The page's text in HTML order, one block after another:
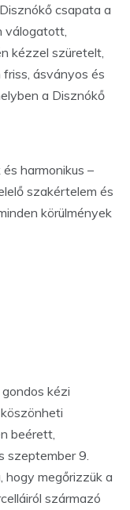
csapata a
válogatott,
kézzel szüretelt,
ásványos és
a Disznókő
harmonikus –
szakértelem és
körülmények
kézi
beérett,
szeptember 9.
hogy megőrizzük a
származó